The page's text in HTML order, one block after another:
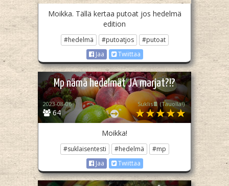
Moikka. Tällä kertaa putoat jos hedelmä
edition
#hedelmä #putoatjos
#putoat
Jaa
Twiittaa
Mp nämä hedelmät JA marjat?!?
64
2023-08-06 Suklis🍫 (Tauolla!)
Moikka!
#suklaisentesti #hedelmä
#mp
Jaa
Twiittaa